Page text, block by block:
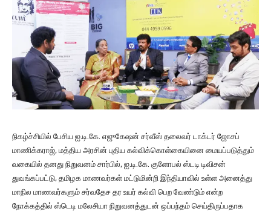
நிகழ்ச்சியில் பேசிய ஐ.டி.கே. எஜுகேஷன் சர்வீஸ் தலைவர் டாக்டர் ஜோசப்
மாணிக்கராஜ், மத்திய அரசின் புதிய கல்விக்கொள்கையினை மையப்படுத்தும்
வகையில் தனது நிறுவனம் சார்பில், ஐ.டி.கே. குளோபல் ஸ்டடி டிவிசன்
துவங்கப்பட்டு, தமிழக மாணவர்கள் மட்டுமின்றி இந்தியாவில் உள்ள அனைத்து
மாநில மாணவர்களும் சர்வதேச தர உயர் கல்வி பெற வேண்டும் என்ற
நோக்கத்தில் ஸ்டெடி மலேசியா நிறுவனத்துடன் ஒப்பந்தம் செய்திருப்பதாக